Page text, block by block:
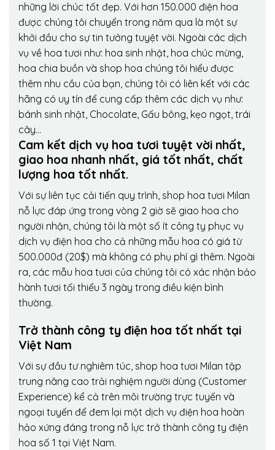
những lời chúc tốt đẹp. Với hơn 150.000 điện hoa
được chúng tôi chuyển trong năm qua là một sự
khởi đầu cho sự tin tưởng tuyệt vời. Ngoài các dịch
vụ về hoa tươi như: hoa sinh nhật, hoa chúc mừng,
hoa chia buồn và shop hoa chúng tôi hiểu được
thêm nhu cầu của bạn, chúng tôi có liên kết với các
hãng có uy tín để cung cấp thêm các dịch vụ như:
bánh sinh nhật, Chocolate, Gấu bông, kẹo ngọt, trái
cây…
Cam kết dịch vụ hoa tươi tuyệt vời nhất,
giao hoa nhanh nhất, giá tốt nhất, chất
lượng hoa tốt nhất.
Với sự liên tục cải tiến quy trình, shop hoa tươi Milan
nỗ lực đáp ứng trong vòng 2 giờ sẽ giao hoa cho
người nhận, chúng tôi là một số ít công ty phục vụ
dịch vụ điện hoa cho cả những mẫu hoa có giá từ
500.000đ (20$) mà không có phụ phí gì thêm. Ngoài
ra, các mẫu hoa tươi của chúng tôi có xác nhận bảo
hành tươi tối thiểu 3 ngày trong điều kiện bình
thường.
Trở thành công ty điện hoa tốt nhất tại
Việt Nam
Với sự đầu tư nghiêm túc, shop hoa tươi Milan tập
trung nâng cao trải nghiệm người dùng (Customer
Experience) kể cả trên môi trường trực tuyến và
ngoại tuyến để đem lại một dịch vụ điện hoa hoàn
hảo xứng đáng trong nỗ lực trở thành công ty điện
hoa số 1 tại Việt Nam.